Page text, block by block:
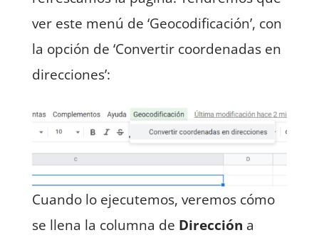
ver este menú de ‘Geocodificación’, con
la opción de ‘Convertir coordenadas en
direcciones’:
Cuando lo ejecutemos, veremos cómo
se llena la columna de Dirección a